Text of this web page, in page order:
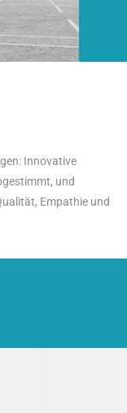
Innovative
und
Empathie und